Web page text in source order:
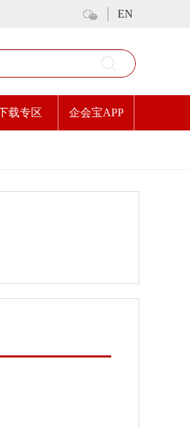
EN
载专区 企会宝APP